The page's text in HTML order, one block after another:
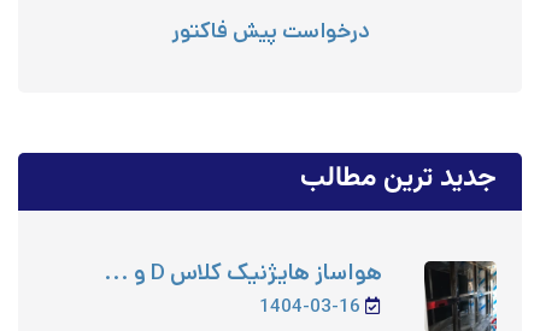
درخواست پیش فاکتور
جدید ترین مطالب
هواساز هایژنیک کلاس D و ...
1404-03-16